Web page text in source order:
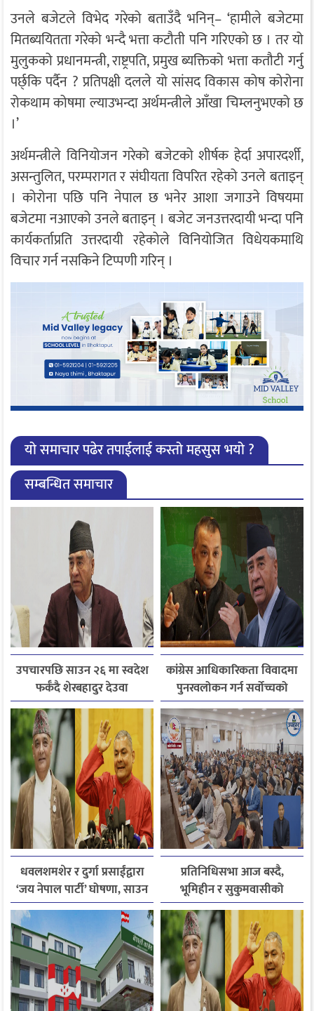
उनले बजेटले विभेद गरेको बताउँदै भनिन्– ‘हामीले बजेटमा
मितब्ययितता गरेको भन्दै भत्ता कटौती पनि गरिएको छ । तर यो
मुलुकको प्रधानमन्त्री, राष्ट्रपति, प्रमुख ब्यक्तिको भत्ता कतौटी गर्नु
पर्छ्कि पर्दैन ? प्रतिपक्षी दलले यो सांसद विकास कोष कोरोना
रोकथाम कोषमा ल्याउभन्दा अर्थमन्त्रीले आँखा चिम्लनुभएको छ
।’
अर्थमन्त्रीले विनियोजन गरेको बजेटको शीर्षक हेर्दा अपारदर्शी,
असन्तुलित, परम्परागत र संघीयता विपरित रहेको उनले बताइन्
। कोरोना पछि पनि नेपाल छ भनेर आशा जगाउने विषयमा
बजेटमा नआएको उनले बताइन् । बजेट जनउत्तरदायी भन्दा पनि
कार्यकर्ताप्रति उत्तरदायी रहेकोले विनियोजित विधेयकमाथि
विचार गर्न नसकिने टिप्पणी गरिन् ।
यो समाचार पढेर तपाईलाई कस्तो महसुस भयो ?
सम्बन्धित समाचार
उपचारपछि साउन २६ मा स्वदेश
फर्कँदै शेरबहादुर देउवा
कांग्रेस आधिकारिकता विवादमा
पुनरवलोकन गर्न सर्वोच्चको
अनुमति
धवलशमशेर र दुर्गा प्रसाईंद्वारा
‘जय नेपाल पार्टी’ घोषणा, साउन
२८ मा आयोगमा दर्ता गर्ने तयारी
प्रतिनिधिसभा आज बस्दै,
भूमिहीन र सुकुमवासीको
पुनःस्थापनाबारे जरुरी
प्रस्तावमाथि छलफल हुने